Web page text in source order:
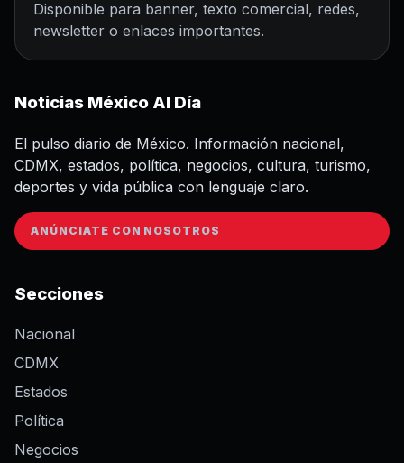
Disponible para banner, texto comercial, redes,
newsletter o enlaces importantes.
Noticias México Al Día
El pulso diario de México. Información nacional,
CDMX, estados, política, negocios, cultura, turismo,
deportes y vida pública con lenguaje claro.
ANÚNCIATE CON NOSOTROS
Secciones
Nacional
CDMX
Estados
Política
Negocios